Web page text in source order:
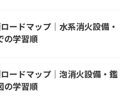
ードマップ｜水系消火設備・
の学習順
ードマップ｜泡消火設備・鑑
の学習順